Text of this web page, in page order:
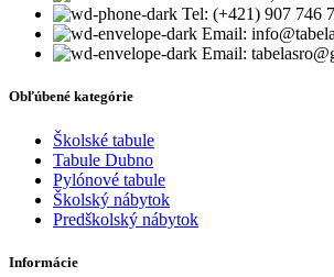
Tel: (+421) 907 746
Email:
Email:
Obľúbené kategórie
Školské tabule
Tabule Dubno
Pylónové tabule
Školský nábytok
Predškolský nábytok
Informácie